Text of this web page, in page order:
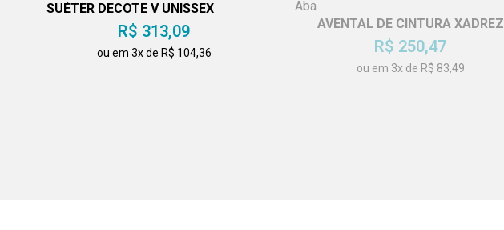
SUÉTER DECOTE V UNISSEX
R$ 313,09
ou em 3x de R$ 104,36
AVENTAL DE CINTURA XADREZ
AZUL COM ABA
R$ 250,47
ou em 3x de R$ 83,49